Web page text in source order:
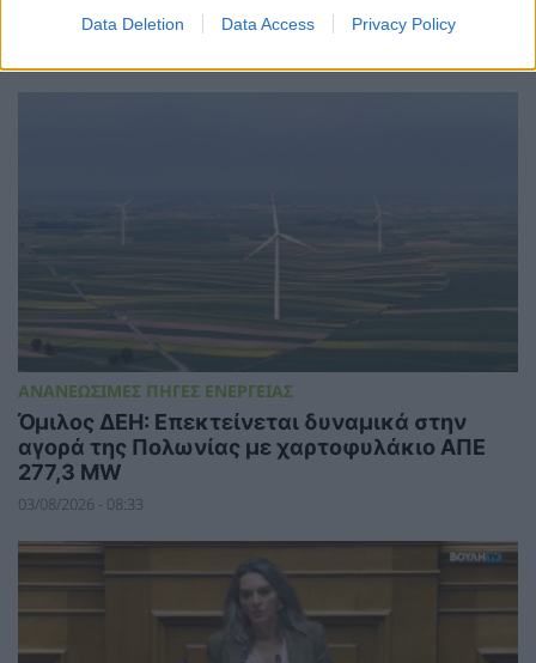
Data Deletion Data Access Privacy Policy
πηγές στα τέλη Ιουνίου του 2026
ΑΝΑΝΕΩΣΙΜΕΣ ΠΗΓΕΣ ΕΝΕΡΓΕΙΑΣ
Όμιλος ΔΕΗ: Επεκτείνεται δυναμικά στην
αγορά της Πολωνίας με χαρτοφυλάκιο ΑΠΕ
277,3 MW
03/08/2026 - 08:33